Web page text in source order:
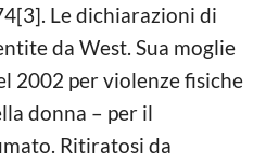
Le dichiarazioni di
da West. Sua moglie
2002 per violenze fisiche
donna – per il
Ritiratosi da